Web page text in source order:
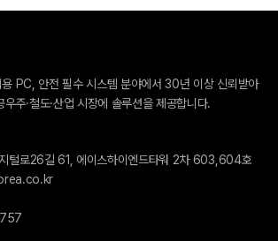
PC, 안전 필수 시스템 분야에서 30년 이상 신뢰받아
우주·철도·산업 시장에 솔루션을 제공합니다.
털로26길 61, 에이스하이엔드타워 2차 603,604호